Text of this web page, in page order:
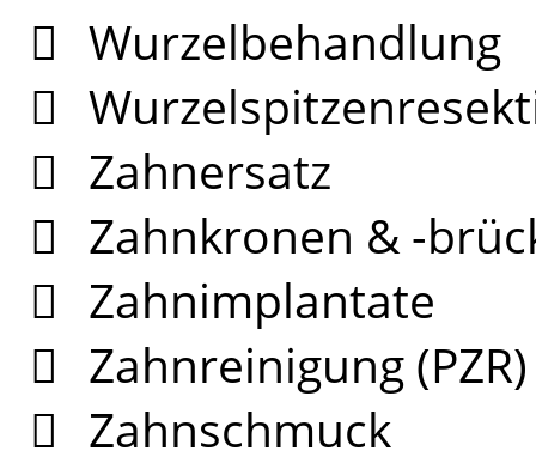
Wurzelbehandlung
Zahnersatz
Zahnkronen & -
Zahnimplantate
Zahnreinigung (PZR)
Zahnschmuck